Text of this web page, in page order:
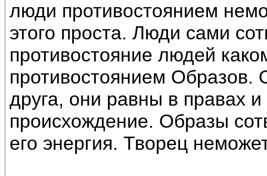
люди противостоянием
этого проста. Люди сами
противостояние людей
противостоянием Образов.
друга, они равны в правах
происхождение. Образы
его энергия. Творец